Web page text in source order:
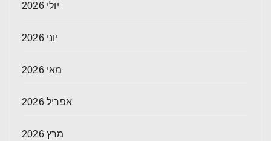
יולי 2026
יוני 2026
מאי 2026
אפריל 2026
מרץ 2026